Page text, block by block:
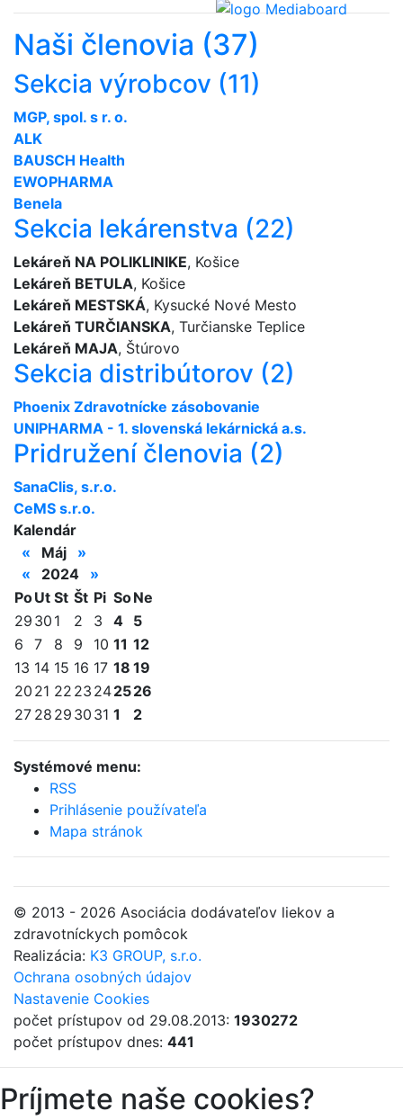
Kalendár
«
Máj
»
«
2024
»
PoUt St Št Pi SoNe
29 30 1 2 3 4 5
6
7 8 9 10 11 12
13 14 15 16 17 18 19
20 21 22 23 242526
27 28 29 30 31 1 2
Systémové menu:
RSS
Prihlásenie používateľa
Mapa stránok
Naši členovia (37)
Sekcia výrobcov (11)
MGP, spol. s r. o.
ALK
BAUSCH Health
EWOPHARMA
Benela
Sekcia lekárenstva (22)
Lekáreň NA POLIKLINIKE, Košice
Lekáreň BETULA, Košice
Lekáreň MESTSKÁ, Kysucké Nové Mesto
Lekáreň TURČIANSKA, Turčianske Teplice
Lekáreň MAJA, Štúrovo
Sekcia distribútorov (2)
Phoenix Zdravotnícke zásobovanie
UNIPHARMA - 1. slovenská lekárnická a.s.
Pridružení členovia (2)
SanaClis, s.r.o.
CeMS s.r.o.
© 2013 - 2026 Asociácia dodávateľov liekov a
zdravotníckych pomôcok
Realizácia: K3 GROUP, s.r.o.
Ochrana osobných údajov
Nastavenie Cookies
počet prístupov od 29.08.2013: 1930272
počet prístupov dnes: 441
Príjmete naše cookies?